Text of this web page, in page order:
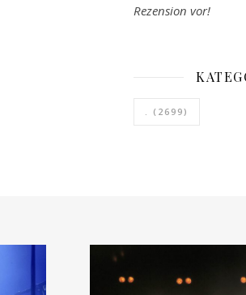
Rezension vor!
. (2699)